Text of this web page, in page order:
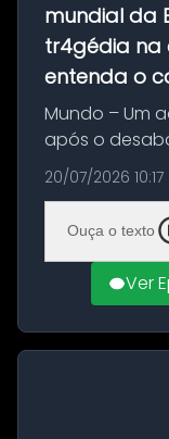
mundial da
tr4gédia na
entenda o
Mundo – Um
após o
as
Mundo
Ciudad
no...
20/07/2026 10:17
Ouça o texto
Ver